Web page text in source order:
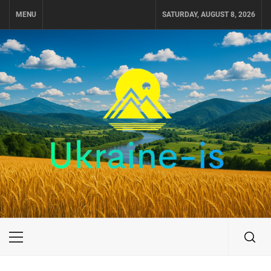
MENU SATURDAY, AUGUST 8, 2026
UKRAINE-IS
ПОДОРОЖI ПО УКРАЇНІ
Primary